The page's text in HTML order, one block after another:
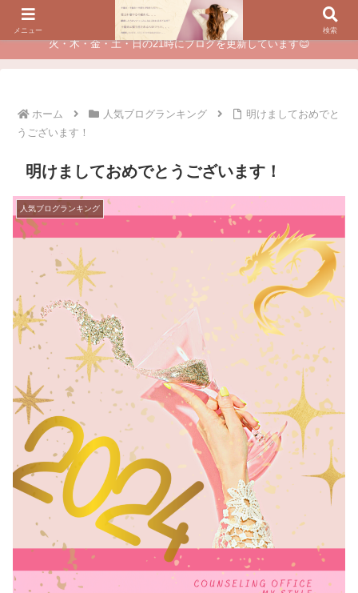
夫に不倫されたつらい経験が、あなたのチャンスに変わるカウンセリング
火・木・金・土・日の21時にブログを更新しています😊
ホーム 人気ブログランキング
明けましておめでと
うございます！
明けましておめでとうございます！
人気ブログランキング
メニュー 検索